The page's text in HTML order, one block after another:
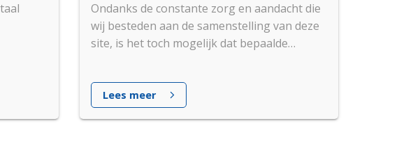
Ondanks de constante zorg en aandacht die
wij besteden aan de samenstelling van deze
site, is het toch mogelijk dat bepaalde
Lees meer